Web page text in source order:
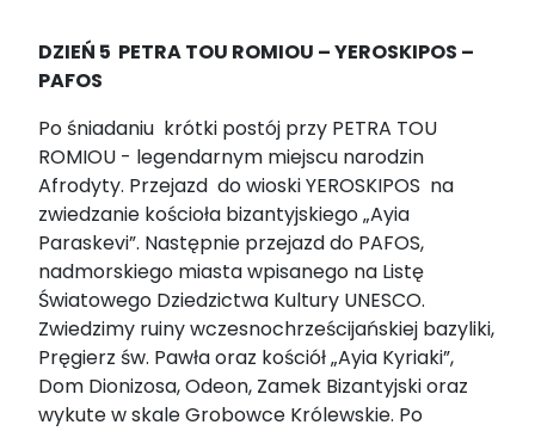
DZIEŃ 5 PETRA TOU ROMIOU – YEROSKIPOS –
PAFOS
Po śniadaniu krótki postój przy PETRA TOU
ROMIOU - legendarnym miejscu narodzin
Afrodyty. Przejazd do wioski YEROSKIPOS na
zwiedzanie kościoła bizantyjskiego „Ayia
Paraskevi”. Następnie przejazd do PAFOS,
nadmorskiego miasta wpisanego na Listę
Światowego Dziedzictwa Kultury UNESCO.
Zwiedzimy ruiny wczesnochrześcijańskiej bazyliki,
Pręgierz św. Pawła oraz kościół „Ayia Kyriaki”,
Dom Dionizosa, Odeon, Zamek Bizantyjski oraz
wykute w skale Grobowce Królewskie. Po